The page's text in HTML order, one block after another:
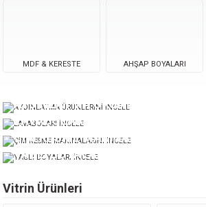
MDF & KERESTE AHŞAP BOYALARI
AYDINLATMA ÜRÜNLERİNİ İNCELE
LAVABOLARI İNCELE
ÇİM KESME MAKİNALARINI İNCELE
YAĞLI BOYALARI İNCELE
Vitrin Ürünleri